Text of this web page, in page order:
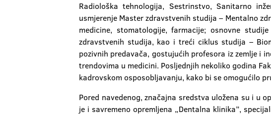
Radiološka tehnologija, Sestrinstvo, Sanitarno
usmjerenje Master zdravstvenih studija – Mentalno
medicine, stomatologije, farmacije; osnovne
zdravstvenih studija, kao i treći ciklus studija –
pozivnih predavača, gostujućih profesora iz zemlje i
trendovima u medicini. Posljednjih nekoliko godina
kadrovskom osposobljavanju, kako bi se omogućilo
Pored navedenog, značajna sredstva uložena su i u
je i savremeno opremljena „Dentalna klinika”,